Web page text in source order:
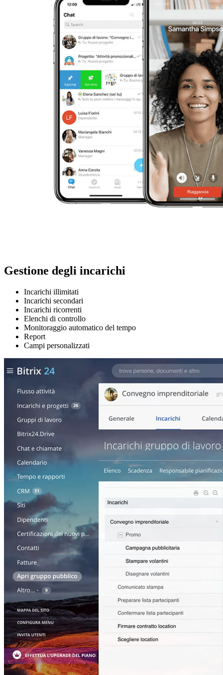
Gestione degli incarichi
Incarichi illimitati
Incarichi secondari
Incarichi ricorrenti
Elenchi di controllo
Monitoraggio automatico del tempo
Report
Campi personalizzati